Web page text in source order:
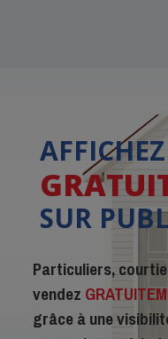
AFFICHEZ
SUR
Particuliers,
vendez
grâce à une